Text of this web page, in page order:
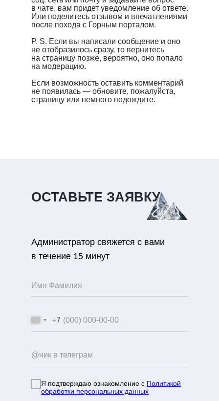
в чате, вам придет уведомление об ответе.
Или поделитесь отзывом и впечатлениями
после похода с Горным порталом.
P. S. Если вы написали сообщение и оно
не отобразилось сразу, то вернитесь
на страницу позже, вероятно, оно попало
на модерацию.
Если возможность оставить комментарий
не появилась — обновите, пожалуйста,
страницу или немного подождите.
ОСТАВЬТЕ ЗАЯВКУ
Администратор свяжется с вами
в течение 15 минут
+7
Я подтверждаю ознакомление с Политикой
обработки персональных данных